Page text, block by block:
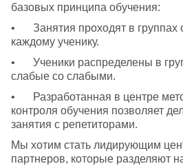
базовых принципа обучения:
•	Занятия проходят в группах от 2 до 7 человек, что позволяет преподавателю уделять внимание
каждому ученику.
•	Ученики распределены в группы по уровням знаний. Сильные ученики занимаются с сильными,
слабые со слабыми.
•	Разработанная в центре методическая программа, а также система отбора педагогов и система
контроля обучения позволяет
занятия с репетиторами.
Мы хотим стать лидирующим
партнеров, которые разделяют